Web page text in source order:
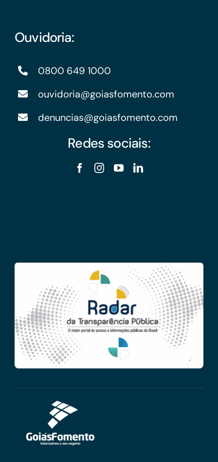
Ouvidoria:
0800 649 1000
ouvidoria@goiasfomento.com
denuncias@goiasfomento.com
Redes sociais: